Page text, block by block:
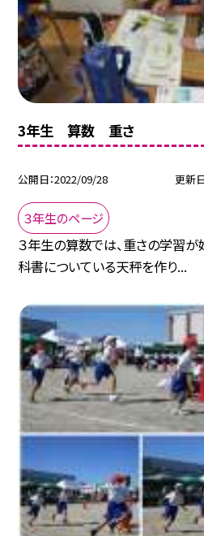
3年生 算数 重さ
公開日 2022/09/28 更新
３年生のページ
３年生の算数では、重さの学習が
科書についている天秤を作り...